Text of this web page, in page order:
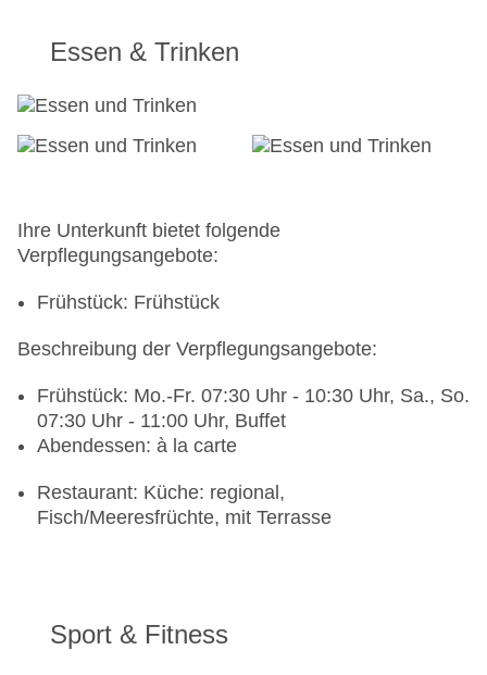
Essen & Trinken
Ihre Unterkunft bietet folgende
Verpflegungsangebote:
Frühstück: Frühstück
Beschreibung der Verpflegungsangebote:
Frühstück: Mo.-Fr. 07:30 Uhr - 10:30 Uhr, Sa., So.
07:30 Uhr - 11:00 Uhr, Buffet
Abendessen: à la carte
Restaurant: Küche: regional,
Fisch/Meeresfrüchte, mit Terrasse
Sport & Fitness